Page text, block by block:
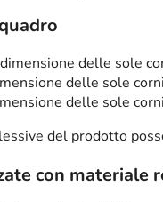
delle sole
delle sole
delle sole
del prodotto
con materiale